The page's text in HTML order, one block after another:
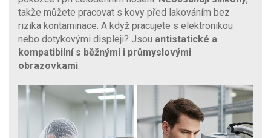
takže můžete pracovat s kovy před lakováním bez
rizika kontaminace. A když pracujete s elektronikou
nebo dotykovými displeji? Jsou antistatické a
kompatibilní s běžnými i průmyslovými
obrazovkami